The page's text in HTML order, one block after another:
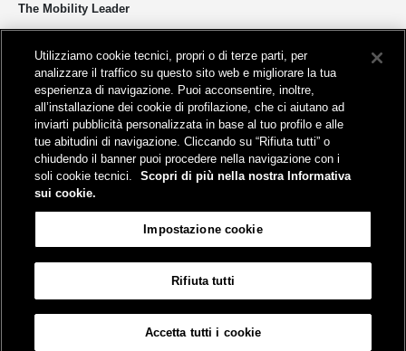
The Mobility Leader
persone e merci. Accorciamo le distanze per lo sviluppo e la crescita
del nostro Paese.
Sede legale
Contatti Termini e condizioni
Utilizziamo cookie tecnici, propri o di terze parti, per
analizzare il traffico su questo sito web e migliorare la tua
esperienza di navigazione. Puoi acconsentire, inoltre,
all’installazione dei cookie di profilazione, che ci aiutano ad
inviarti pubblicità personalizzata in base al tuo profilo e alle
tue abitudini di navigazione. Cliccando su “Rifiuta tutti” o
chiudendo il banner puoi procedere nella navigazione con i
soli cookie tecnici.
Scopri di più nella nostra Informativa
sui cookie.
Impostazione cookie
Rifiuta tutti
Accetta tutti i cookie